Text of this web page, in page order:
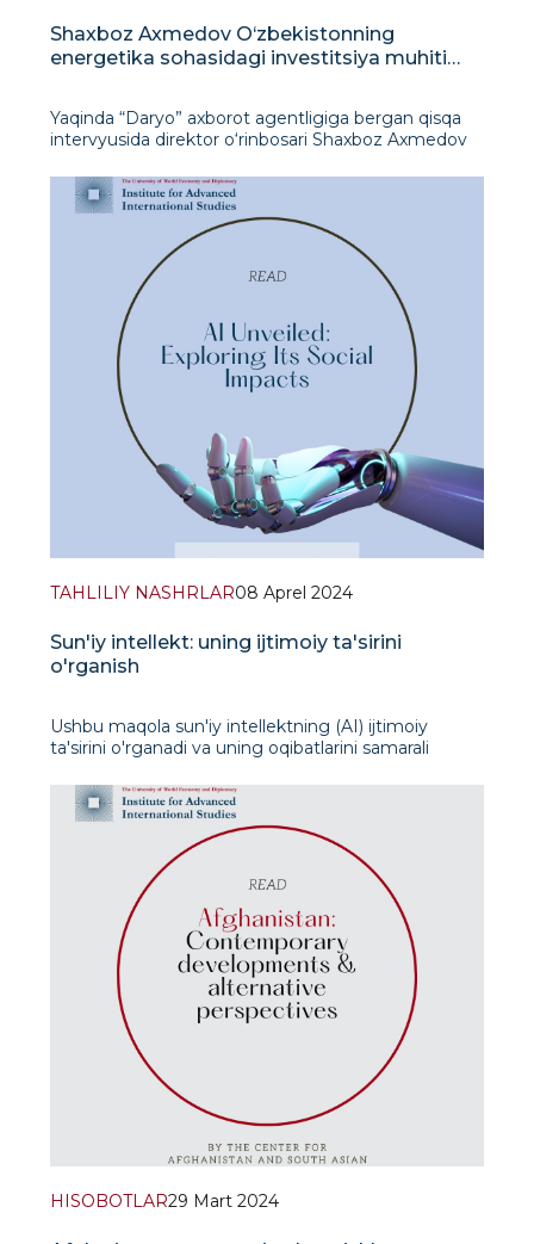
Shaxboz Axmedov O‘zbekistonning
energetika sohasidagi investitsiya muhiti
Yaqinda “Daryo” axborot agentligiga bergan qisqa
intervyusida direktor o‘rinbosari Shaxboz Axmedov
landshafti haqida fikr bildirdi, energetika sohasiga
alohida e’tibor qaratdi. U chet el investits
TAHLILIY NASHRLAR08 Aprel 2024
Sun'iy intellekt: uning ijtimoiy ta'sirini
o'rganish
Ushbu maqola sun'iy intellektning (AI) ijtimoiy
ta'sirini o'rganadi va uning oqibatlarini samarali
o'zgartirish uchun potentsialga ega bo'lsa-da, u
muhim axloqiy, iqtisodiy va ijtimoiy tashvishlarni
keltirib chiqaradi. Ushbu maqola etika, ish joyin
HISOBOTLAR29 Mart 2024